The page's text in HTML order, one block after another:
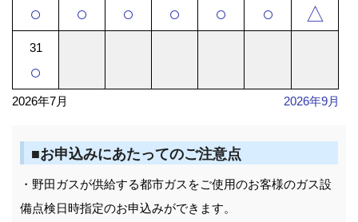
○ ○ ○ ○ ○ ○ △
31
○
2026年7月 2026年9月
■お申込みにあたってのご注意点
・野田ガスが供給する都市ガスをご使用のお客様のガス設
備点検日時指定のお申込みができます。